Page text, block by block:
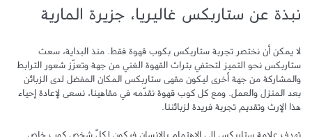
نبذة عن ستاربكس غاليريا، جزيرة المارية